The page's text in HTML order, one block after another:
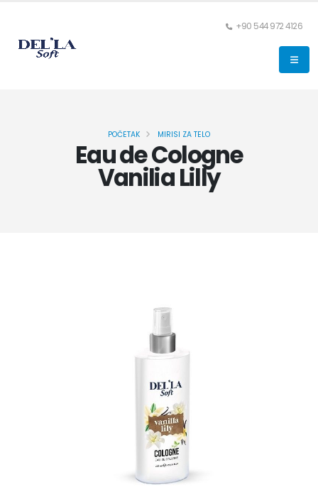
+90 544 972 4126
Eau de Cologne
Vanilia Lilly
POČETAK MIRISI ZA TELO